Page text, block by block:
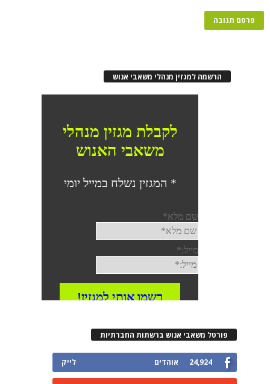
הרשמה למגזין מנהלי משאבי אנוש
משאבי אנוש ברשתות החברתיות
אוהדים